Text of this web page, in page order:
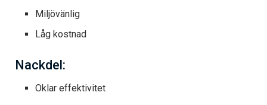
Miljövänlig
Låg kostnad
Nackdel:
Oklar effektivitet